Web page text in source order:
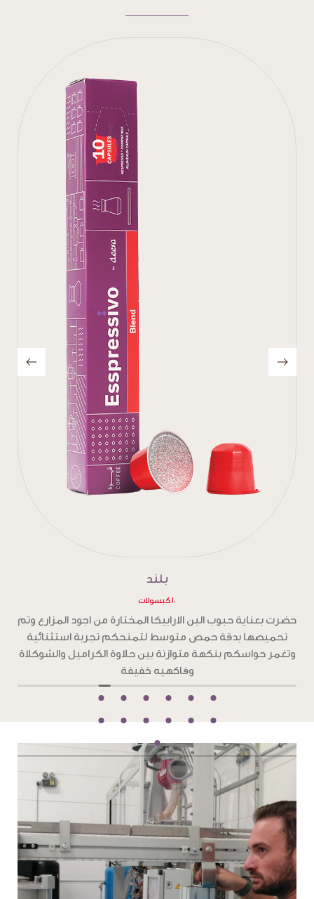
إنتينسو
١٠ كبسولات
حضرت بعناية حبوب البن الارابيكا المختارة من اجود المزارع وتم
تحميصها بدقة تحميص غامق ،لتمنحكم تجربة استثنائية
بطعم جرئ من الشوكولاته الداكنة والكراميل المحمص